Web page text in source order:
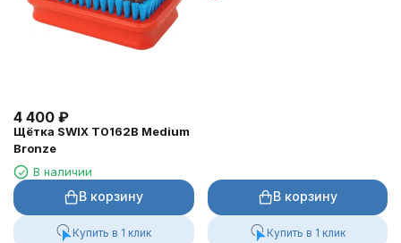
4 400 ₽
Щётка SWIX T0162B Medium
Bronze
В наличии
В корзину
Купить в 1 клик
В корзину
Купить в 1 клик